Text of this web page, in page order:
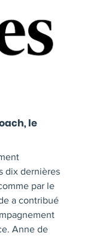
le
dix dernières
par le
a contribué
Anne de